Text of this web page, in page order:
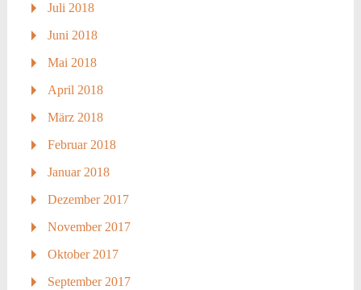
Juli 2018
Juni 2018
Mai 2018
April 2018
März 2018
Februar 2018
Januar 2018
Dezember 2017
November 2017
Oktober 2017
September 2017